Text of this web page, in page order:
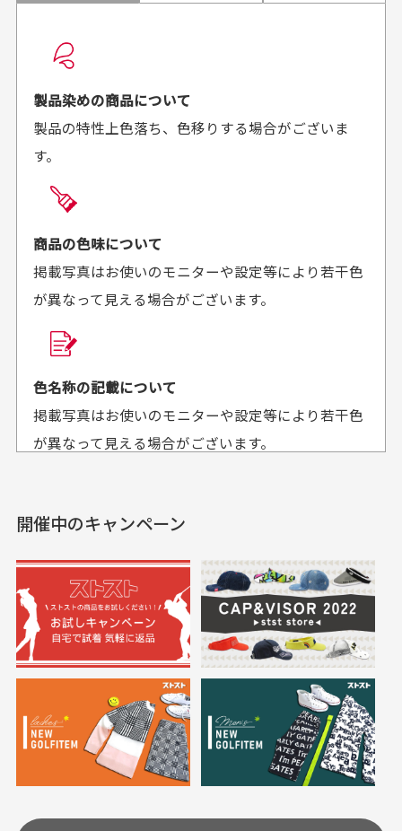
良かった！
がとうございます。丁寧
に梱包されていて、商品
の状態も良好でした。気
があればよろしくお願い
来ました。またお願いし
セールかつポイント
も使えて、お得に購
入出来ました
セールかつポイントも使
満足です。
おります
欲しかったスカートが購
30代女性
高価なブルゾンがお
高価なブルゾンがお安く
30代女性
いつも素敵な商品を
す
美品です。いつも素敵な
お届け希望日時をご指定頂けます。
ご注文時にご指定下さい。
商品の受け渡しは、ゆうパックでの配送のみとさせて
頂いております。
商品購入からどれくらいで発送してもらえます
か？
平日午前9時までのご注文で最短当日発送させて頂いて
おります。
せて頂いております。
送料はいくらかかりますか？
何点ご購入頂いた場合も全国一律で800円とさせて頂
いております。(1配送先につき)
また5,000円(税込)以上お買い物をして頂けた場合は送
※必ず１つのショッピングカートに複数商品を入れて
ご注文下さいませ。
定休日はありますか？
土.日.祝日は定休日となっております。
製品染めの商品について
製品の特性上色落ち、色移りする場合がございま
す。
商品の色味について
掲載写真はお使いのモニターや設定等により若干色
が異なって見える場合がございます。
色名称の記載について
掲載写真はお使いのモニターや設定等により若干色
が異なって見える場合がございます。
実寸サイズについて
一点一点手作業で計測しておりますので、若干の誤
差が生じる場合がございます。
においについて
ユーズド商品の特性故、メンテンスを行っておりま
すが、におい（煙草、香水、お香、古着特有の香
り、柔軟剤等)が付着している場合がございます。
開催中のキャンペーン